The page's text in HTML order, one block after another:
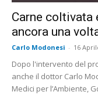
Carne coltivata
ancora una
Carlo Modonesi - 16
Dopo l'intervento del
anche il dottor Carlo
Medici per l’Ambiente,